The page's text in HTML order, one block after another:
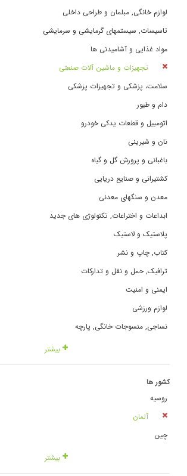
لوازم خانگی, مبلمان و طراحی داخلی
تاسیسات, سیستمهای گرمایشی و سرمایشی
مواد غذایی و آشامیدنی ها
تجهیزات و ماشین آلات صنعتی
سلامت، پزشکی و تجهیزات پزشکی
دام و طیور
اتومبیل و قطعات یدکی خودرو
نان و شیرینی
باغبانی و پرورش گل و گیاه
کشتیرانی و صنایع دریایی
معدن و سنگهای معدنی
ابداعات و اختراعات, تکنولوژی های جدید
پلاستیک و لاستیک
کتاب, چاپ و نشر
ترافیک, حمل و نقل و تدارکات
ایمنی و امنیت
لوازم ورزشی
نساجی, منسوجات خانگی, پارچه
بیشتر
کشور ها
روسیه
آلمان
چین
بیشتر